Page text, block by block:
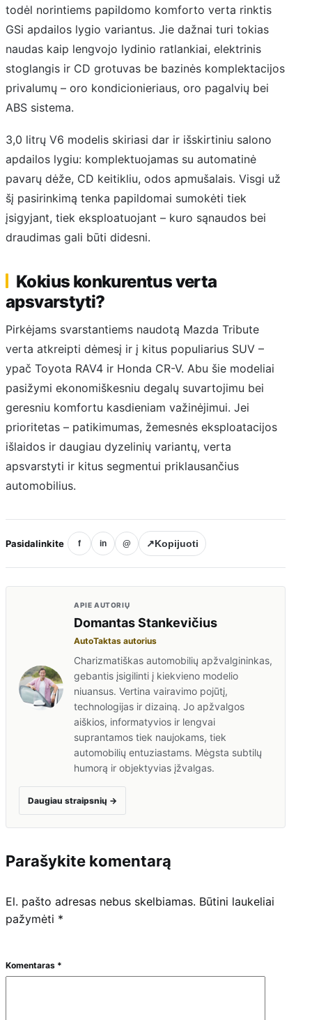
todėl norintiems papildomo komforto verta rinktis
GSi apdailos lygio variantus. Jie dažnai turi tokias
naudas kaip lengvojo lydinio ratlankiai, elektrinis
stoglangis ir CD grotuvas be bazinės komplektacijos
privalumų – oro kondicionieriaus, oro pagalvių bei
ABS sistema.
3,0 litrų V6 modelis skiriasi dar ir išskirtiniu salono
apdailos lygiu: komplektuojamas su automatinė
pavarų dėže, CD keitikliu, odos apmušalais. Visgi už
šį pasirinkimą tenka papildomai sumokėti tiek
įsigyjant, tiek eksploatuojant – kuro sąnaudos bei
draudimas gali būti didesni.
Kokius konkurentus verta
apsvarstyti?
Pirkėjams svarstantiems naudotą Mazda Tribute
verta atkreipti dėmesį ir į kitus populiarius SUV –
ypač Toyota RAV4 ir Honda CR-V. Abu šie modeliai
pasižymi ekonomiškesniu degalų suvartojimu bei
geresniu komfortu kasdieniam važinėjimui. Jei
prioritetas – patikimumas, žemesnės eksploatacijos
išlaidos ir daugiau dyzelinių variantų, verta
apsvarstyti ir kitus segmentui priklausančius
automobilius.
Pasidalinkite f in @ ↗Kopijuoti
APIE AUTORIŲ
Domantas Stankevičius
AutoTaktas autorius
Charizmatiškas automobilių apžvalgininkas,
gebantis įsigilinti į kiekvieno modelio
niuansus. Vertina vairavimo pojūtį,
technologijas ir dizainą. Jo apžvalgos
aiškios, informatyvios ir lengvai
suprantamos tiek naujokams, tiek
automobilių entuziastams. Mėgsta subtilų
humorą ir objektyvias įžvalgas.
Daugiau straipsnių →
Parašykite komentarą
El. pašto adresas nebus skelbiamas. Būtini laukeliai
pažymėti *
Komentaras *